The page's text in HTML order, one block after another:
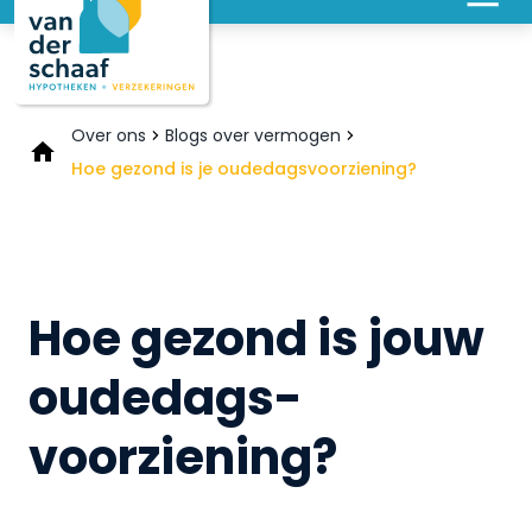
Over ons
Blogs over vermogen
Hoe gezond is je oudedagsvoorziening?
Hoe gezond is jouw
oudedags­
voorziening?